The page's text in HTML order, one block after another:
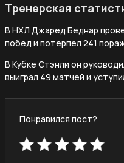
Тренерская
В НХЛ Джаред Беднар
побед и потерпел 241
В Кубке Стэнли он
выиграл 49 матчей и
Понравился пост?